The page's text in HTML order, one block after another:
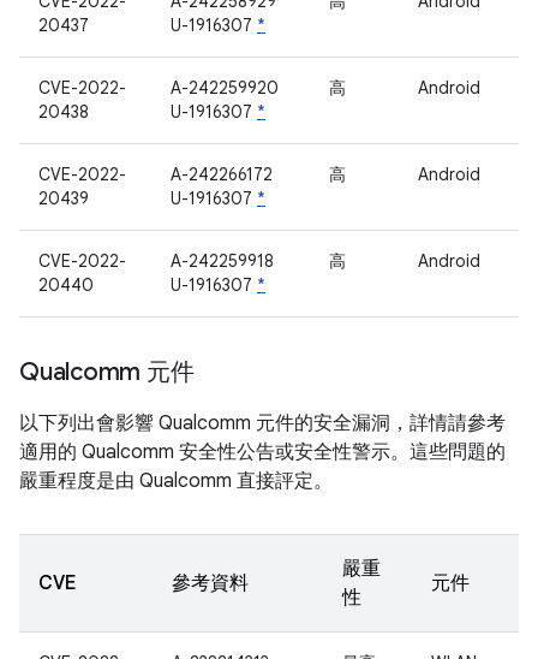
20437
U-1916307 *
CVE-2022-
20438
A-242259920
U-1916307 *
高 Android
CVE-2022-
20439
A-242266172
U-1916307 *
高 Android
CVE-2022-
20440
A-242259918
U-1916307 *
高 Android
Qualcomm 元件
以下列出會影響 Qualcomm 元件的安全漏洞，詳情請參考
適用的 Qualcomm 安全性公告或安全性警示。這些問題的
嚴重程度是由 Qualcomm 直接評定。
CVE 參考資料
嚴重
性
元件